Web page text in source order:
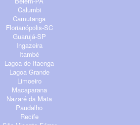
Calumbi
Camutanga
Florianópolis-SC
Guarujá-SP
Ingazeira
Itambé
Lagoa de Itaenga
Lagoa Grande
Limoeiro
Macaparana
Nazaré da Mata
Paudalho
Recife